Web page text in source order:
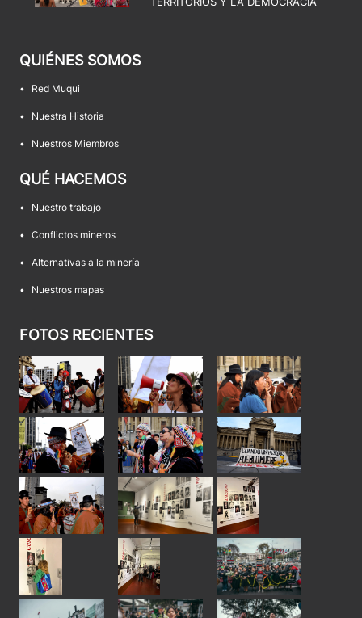
QUIÉNES SOMOS
• Red Muqui
• Nuestra Historia
• Nuestros Miembros
QUÉ HACEMOS
• Nuestro trabajo
• Conflictos mineros
• Alternativas a la minería
• Nuestros mapas
FOTOS RECIENTES